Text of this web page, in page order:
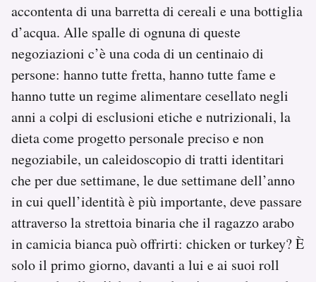
accontenta di una barretta di cereali e una bottiglia
d’acqua. Alle spalle di ognuna di queste
negoziazioni c’è una coda di un centinaio di
persone: hanno tutte fretta, hanno tutte fame e
hanno tutte un regime alimentare cesellato negli
anni a colpi di esclusioni etiche e nutrizionali, la
dieta come progetto personale preciso e non
negoziabile, un caleidoscopio di tratti identitari
che per due settimane, le due settimane dell’anno
in cui quell’identità è più importante, deve passare
attraverso la strettoia binaria che il ragazzo arabo
in camicia bianca può offrirti: chicken or turkey? È
solo il primo giorno, davanti a lui e ai suoi roll